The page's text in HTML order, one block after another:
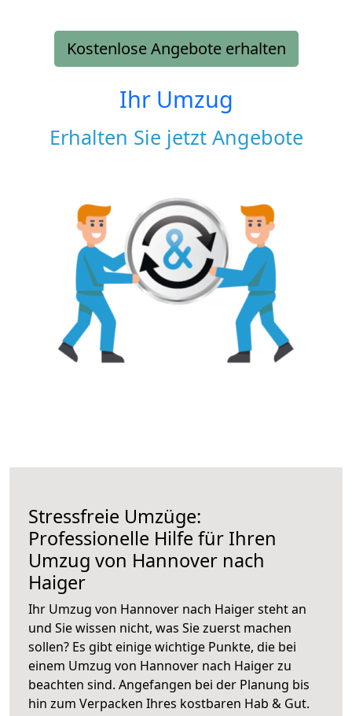
Kostenlose Angebote erhalten
Ihr Umzug
Erhalten Sie jetzt Angebote
Stressfreie Umzüge:
Professionelle Hilfe für Ihren
Umzug von Hannover nach
Haiger
Ihr Umzug von Hannover nach Haiger steht an
und Sie wissen nicht, was Sie zuerst machen
sollen? Es gibt einige wichtige Punkte, die bei
einem Umzug von Hannover nach Haiger zu
beachten sind. Angefangen bei der Planung bis
hin zum Verpacken Ihres kostbaren Hab & Gut.